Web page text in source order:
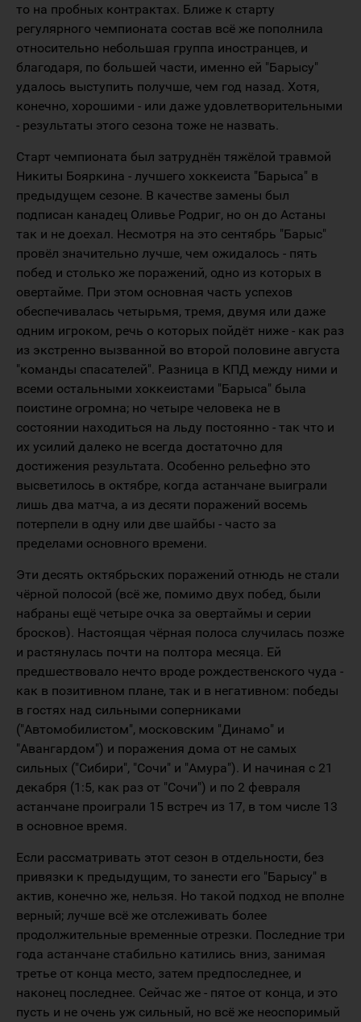
то на пробных контрактах. Ближе к старту
регулярного чемпионата состав всё же пополнила
относительно небольшая группа иностранцев, и
благодаря, по большей части, именно ей "Барысу"
удалось выступить получше, чем год назад. Хотя,
конечно, хорошими - или даже удовлетворительными
- результаты этого сезона тоже не назвать.
Старт чемпионата был затруднён тяжёлой травмой
Никиты Бояркина - лучшего хоккеиста "Барыса" в
предыдущем сезоне. В качестве замены был
подписан канадец Оливье Родриг, но он до Астаны
так и не доехал. Несмотря на это сентябрь "Барыс"
провёл значительно лучше, чем ожидалось - пять
побед и столько же поражений, одно из которых в
овертайме. При этом основная часть успехов
обеспечивалась четырьмя, тремя, двумя или даже
одним игроком, речь о которых пойдёт ниже - как раз
из экстренно вызванной во второй половине августа
"команды спасателей". Разница в КПД между ними и
всеми остальными хоккеистами "Барыса" была
поистине огромна; но четыре человека не в
состоянии находиться на льду постоянно - так что и
их усилий далеко не всегда достаточно для
достижения результата. Особенно рельефно это
высветилось в октябре, когда астанчане выиграли
лишь два матча, а из десяти поражений восемь
потерпели в одну или две шайбы - часто за
пределами основного времени.
Эти десять октябрьских поражений отнюдь не стали
чёрной полосой (всё же, помимо двух побед, были
набраны ещё четыре очка за овертаймы и серии
бросков). Настоящая чёрная полоса случилась позже
и растянулась почти на полтора месяца. Ей
предшествовало нечто вроде рождественского чуда -
как в позитивном плане, так и в негативном: победы
в гостях над сильными соперниками
("Автомобилистом", московским "Динамо" и
"Авангардом") и поражения дома от не самых
сильных ("Сибири", "Сочи" и "Амура"). И начиная с 21
декабря (1:5, как раз от "Сочи") и по 2 февраля
астанчане проиграли 15 встреч из 17, в том числе 13
в основное время.
Если рассматривать этот сезон в отдельности, без
привязки к предыдущим, то занести его "Барысу" в
актив, конечно же, нельзя. Но такой подход не вполне
верный; лучше всё же отслеживать более
продолжительные временные отрезки. Последние три
года астанчане стабильно катились вниз, занимая
третье от конца место, затем предпоследнее, и
наконец последнее. Сейчас же - пятое от конца, и это
пусть и не очень уж сильный, но всё же неоспоримый